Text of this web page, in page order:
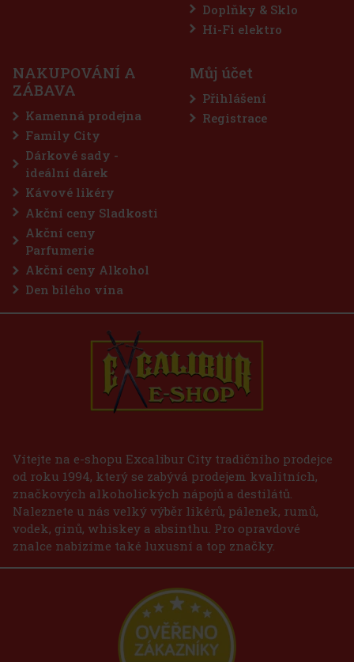
Doplňky & Sklo
Hi-Fi elektro
NAKUPOVÁNÍ A
ZÁBAVA
Kamenná prodejna
Family City
Dárkové sady -
ideální dárek
Kávové likéry
Akční ceny Sladkosti
Akční ceny
Parfumerie
Akční ceny Alkohol
Den bílého vína
Můj účet
Přihlášení
Registrace
Vítejte na e-shopu Excalibur City tradičního prodejce
od roku 1994, který se zabývá prodejem kvalitních,
značkových alkoholických nápojů a destilátů.
Naleznete u nás velký výběr likérů, pálenek, rumů,
vodek, ginů, whiskey a absinthu. Pro opravdové
znalce nabízíme také luxusní a top značky.